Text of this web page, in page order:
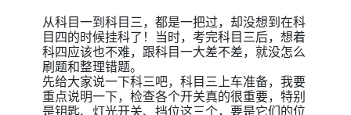
从科目一到科目三，都是一把过，却没想到在科
目四的时候挂科了！当时，考完科目三后，想着
科四应该也不难，跟科目一大差不差，就没怎么
刷题和整理错题。
先给大家说一下科三吧， 科目三上车准备，我要
重点说明一下，检查各个开关真的很重要，特别
是钥匙、灯光开关、挡位这三个，要是它们的位